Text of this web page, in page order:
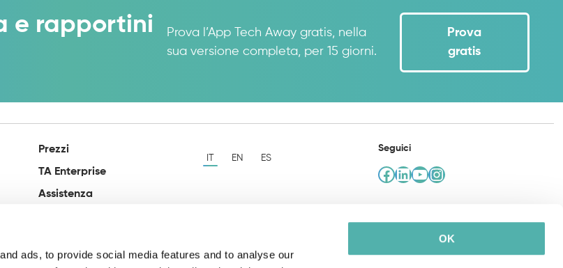
ads, to provide social media features and to analyse our
OK
e rapportini
Prova l’App Tech Away gratis, nella
sua versione completa, per 15 giorni.
Prova
gratis
Prezzi
TA Enterprise
Assistenza
EN ES
Seguici
Facebook
LinkedIn
YouTube
Instagram